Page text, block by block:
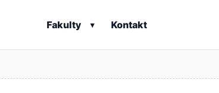
Fakulty ▾ Kontakt